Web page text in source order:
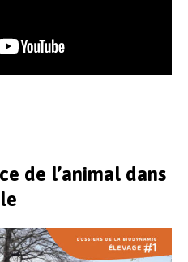
de l’animal dans